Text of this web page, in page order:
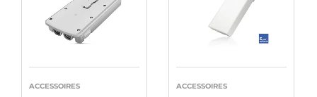
ACCESSOIRES ACCESSOIRES